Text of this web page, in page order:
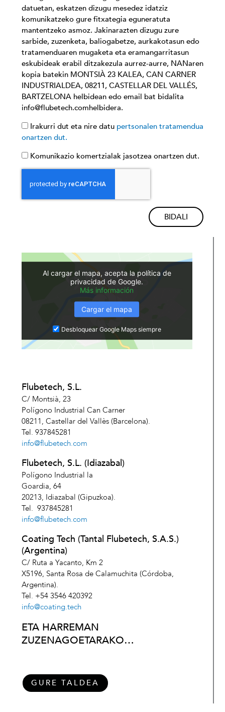
Al cargar el mapa, acepta la política de
privacidad de Google.
Más información
Cargar el mapa
Desbloquear Google Maps siempre
Flubetech, S.L.
C/ Montsià, 23
Polígono Industrial Can Carner
08211, Castellar del Vallès (Barcelona).
Tel. 937845281
info@flubetech.com
Flubetech, S.L. (Idiazabal)
Polígono Industrial la
Goardia, 64
20213, Idiazabal (Gipuzkoa).
Tel. 937845281
info@flubetech.com
Coating Tech (Tantal Flubetech, S.A.S.)
(Argentina)
C/ Ruta a Yacanto, Km 2
X5196, Santa Rosa de Calamuchita (Córdoba,
Argentina).
Tel. +54 3546 420392
info@coating.tech
ETA HARREMAN
ZUZENAGOETARAKO…
GURE TALDEA
datuetan, eskatzen dizugu mesedez idatziz
komunikatzeko gure fitxategia eguneratuta
mantentzeko asmoz. Jakinarazten dizugu zure
sarbide, zuzenketa, baliogabetze, aurkakotasun edo
tratamenduaren mugaketa eta eramangarritasun
eskubideak erabil ditzakezula aurrez-aurre, NANaren
kopia batekin MONTSIÀ 23 KALEA, CAN CARNER
INDUSTRIALDEA, 08211, CASTELLAR DEL VALLÉS,
BARTZELONA helbidean edo email bat bidalita
info@flubetech.comhelbidera.
Irakurri dut eta nire datu pertsonalen tratamendua
onartzen dut.
Komunikazio komertzialak jasotzea onartzen dut.
BIDALI